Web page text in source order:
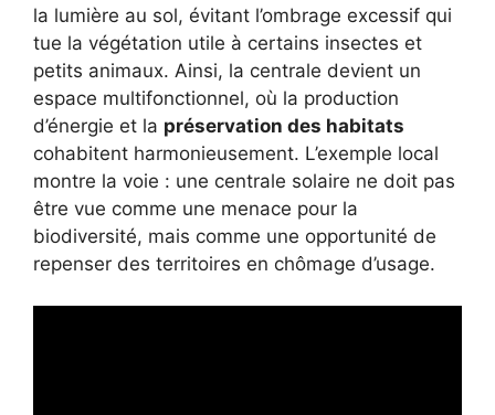
la lumière au sol, évitant l’ombrage excessif qui
tue la végétation utile à certains insectes et
petits animaux. Ainsi, la centrale devient un
espace multifonctionnel, où la production
d’énergie et la préservation des habitats
cohabitent harmonieusement. L’exemple local
montre la voie : une centrale solaire ne doit pas
être vue comme une menace pour la
biodiversité, mais comme une opportunité de
repenser des territoires en chômage d’usage.